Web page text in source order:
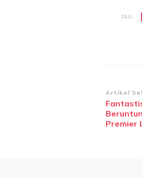
TAG:
Artikel
Premier